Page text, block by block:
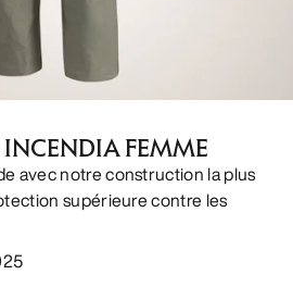
FEMME
avec notre construction la plus
supérieure contre les